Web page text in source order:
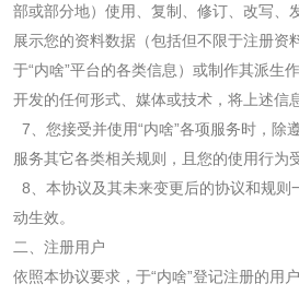
部或部分地）使用、复制、修订、改写、
展示您的资料数据（包括但不限于注册资
于“内啥”平台的各类信息）或制作其派生
开发的任何形式、媒体或技术，将上述信
7 、您接受并使用“内啥”各项服务时，
服务其它各类相关规则，且您的使用行为
8 、本协议及其未来变更后的协议和规
动生效。
二、注册用户
依照本协议要求，于“内啥”登记注册的用户